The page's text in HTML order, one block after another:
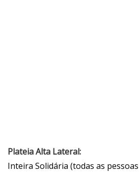
Plateia Alta Lateral:
Inteira Solidária (todas as